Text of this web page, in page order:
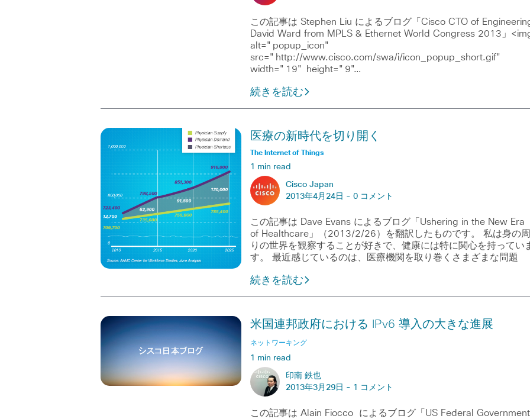
この記事は Stephen Liu によるブログ「Cisco CTO of
David Ward from MPLS & Ethernet World Congress 2013」
alt="popup_icon"
src="http://www.cisco.com/swa/i/icon_popup_short.gif"
width="19" height="9"…
続きを読む
医療の新時代を切り開く
The Internet of Things
1 min read
Cisco Japan
2013年4月24日 - 0 コメント
この記事は Dave Evans によるブログ「Ushering in the New Era
of Healthcare」（2013/2/26）を翻訳したものです。 私は身の周
りの世界を観察することが好きで、健康には特に関心を持ってい
す。 最近感じているのは、医療機関を取り巻くさまざまな問題
続きを読む
米国連邦政府における IPv6 導入の大きな進展
ネットワーキング
1 min read
印南 鉄也
2013年3月29日 - 1 コメント
この記事は Alain Fiocco によるブログ「US Federal Government